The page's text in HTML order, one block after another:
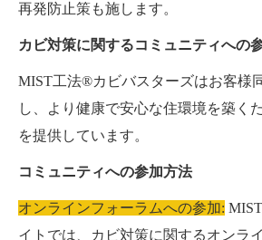
再発防止策も施します。
カビ対策に関するコミュニティへの
MIST工法®カビバスターズはお客様
し、より健康で安心な住環境を築く
を提供しています。
コミュニティへの参加方法
オンラインフォーラムへの参加:
イトでは、カビ対策に関するオンラ